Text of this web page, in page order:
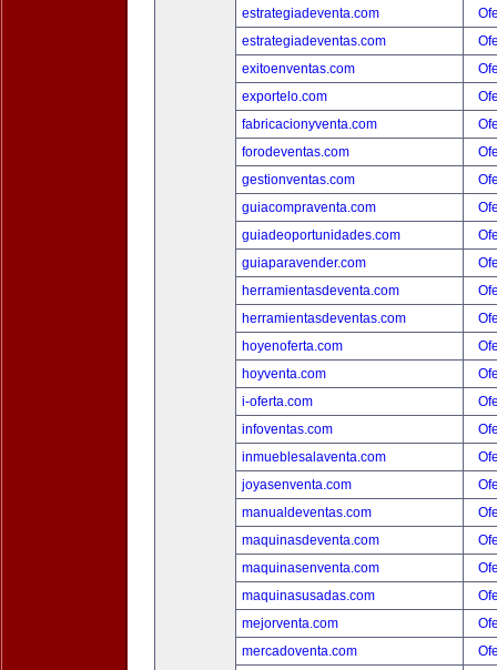
estrategiadeventa.com
estrategiadeventas.com
exitoenventas.com
exportelo.com
fabricacionyventa.com
forodeventas.com
gestionventas.com
guiacompraventa.com
guiadeoportunidades.com
guiaparavender.com
herramientasdeventa.com
herramientasdeventas.com
hoyenoferta.com
hoyventa.com
i-oferta.com
infoventas.com
inmueblesalaventa.com
joyasenventa.com
manualdeventas.com
maquinasdeventa.com
maquinasenventa.com
maquinasusadas.com
mejorventa.com
mercadoventa.com